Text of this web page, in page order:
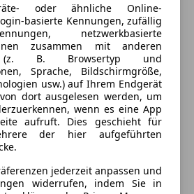
oder ähnliche Online-
basierte Kennungen, zufällig
netzwerkbasierte
zusammen mit anderen
(z. B. Browsertyp und
Sprache, Bildschirmgröße,
usw.) auf Ihrem Endgerät
dort ausgelesen werden, um
wenn es eine App
aufruft. Dies geschieht für
der hier aufgeführten
jederzeit anpassen und
widerrufen, indem Sie in